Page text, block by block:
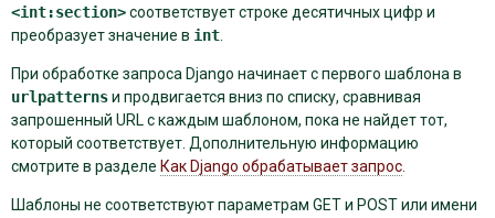
<int:section>соответствует строке десятичных цифр и
преобразует значение в int.
При обработке запроса Django начинает с первого шаблона в
urlpatternsи продвигается вниз по списку, сравнивая
запрошенный URL с каждым шаблоном, пока не найдет тот,
который соответствует. Дополнительную информацию
смотрите в разделе Как Django обрабатывает запрос.
Шаблоны не соответствуют параметрам GET и POST или имени